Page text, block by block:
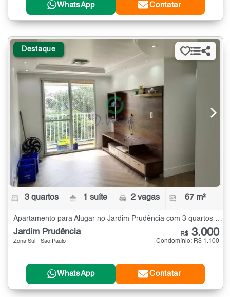
WhatsApp Contatar
Destaque
3 quartos 1 suíte 2 vagas 67 m²
Apartamento para Alugar no Jardim Prudência com 3 quartos - 67 m²
Jardim Prudência
Zona Sul - São Paulo
R$ 3.000
Condomínio: R$ 1.100
WhatsApp Contatar